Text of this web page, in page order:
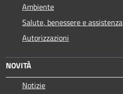
Ambiente
Salute, benessere e assistenza
Autorizzazioni
NOVITÀ
Notizie